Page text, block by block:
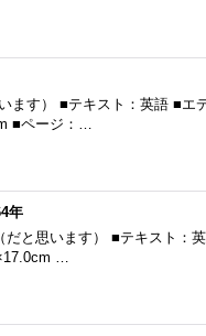
ます） ■テキスト：英語 ■エ
■ページ：…
年
と思います） ■テキスト：
…